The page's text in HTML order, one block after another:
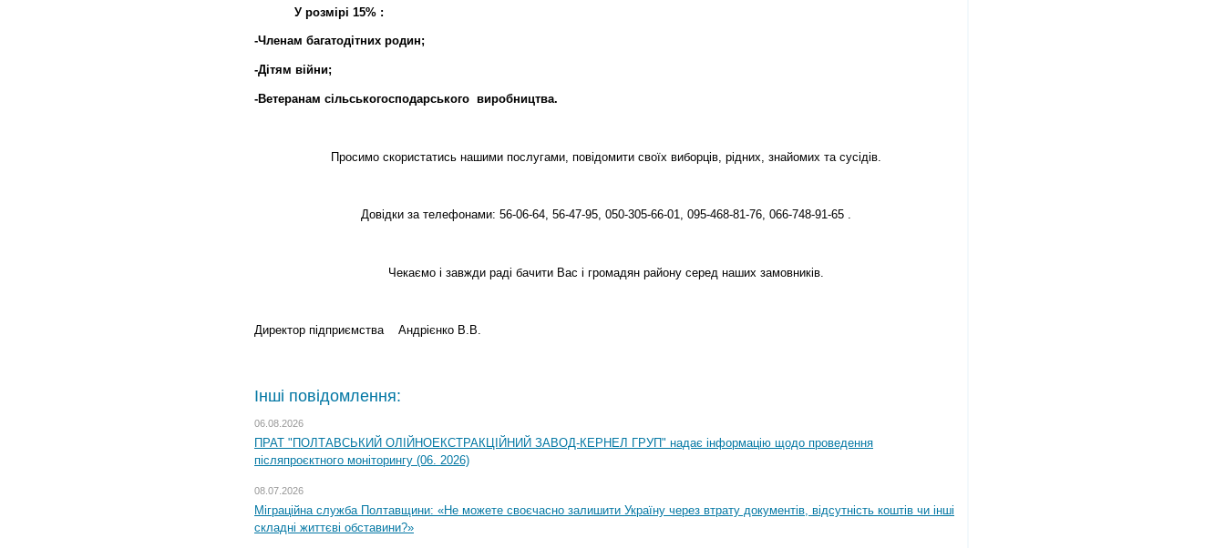
У розмірі 15% :
-Членам багатодітних родин;
-Дітям війни;
-Ветеранам сільськогосподарського виробництва.
Просимо скористатись нашими послугами, повідомити своїх виборців, рідних, знайомих та сусідів.
Довідки за телефонами: 56-06-64, 56-47-95, 050-305-66-01, 095-468-81-76, 066-748-91-65 .
Чекаємо і завжди раді бачити Вас і громадян району серед наших замовників.
Директор підприємства Андрієнко В.В.
Інші повідомлення:
06.08.2026
ПРАТ "ПОЛТАВСЬКИЙ ОЛІЙНОЕКСТРАКЦІЙНИЙ ЗАВОД-КЕРНЕЛ ГРУП" надає інформацію щодо проведення
післяпроєктного моніторингу (06. 2026)
08.07.2026
Міграційна служба Полтавщини: «Не можете своєчасно залишити Україну через втрату документів, відсутність коштів чи інші
складні життєві обставини?»